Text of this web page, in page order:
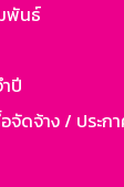
พันธ์
ปี
จัดจ้าง / ประก